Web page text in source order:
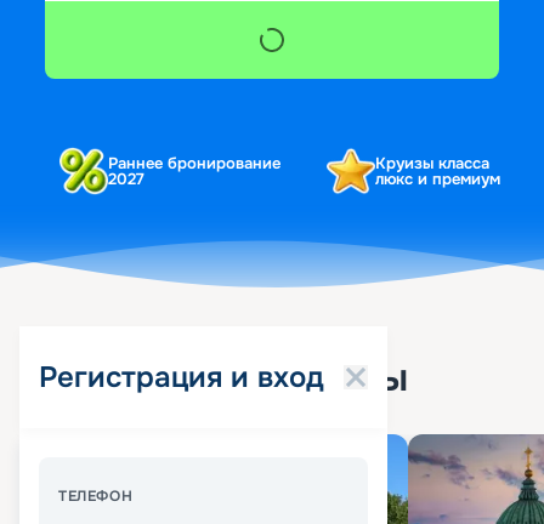
Раннее бронирование
2027
Круизы класса
люкс и премиум
Регистрация и вход
ТЕЛЕФОН
Популярные круизы